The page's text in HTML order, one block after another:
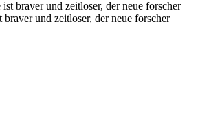
und zeitloser, der neue forscher